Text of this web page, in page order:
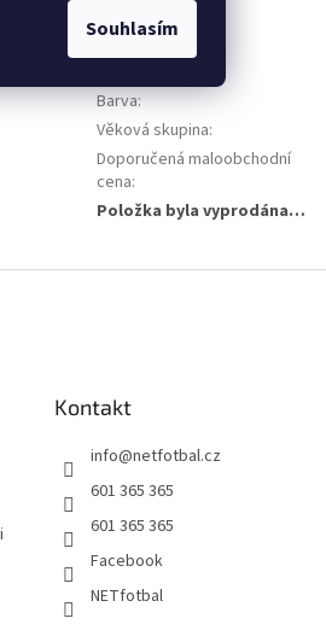
Souhlasím
Hmotnost
Barva:
Věková skupina:
Doporučená maloobchodní
cena:
Položka byla vyprodána…
Kontakt
info@netfotbal.cz
601 365 365
601 365 365
Facebook
NETfotbal